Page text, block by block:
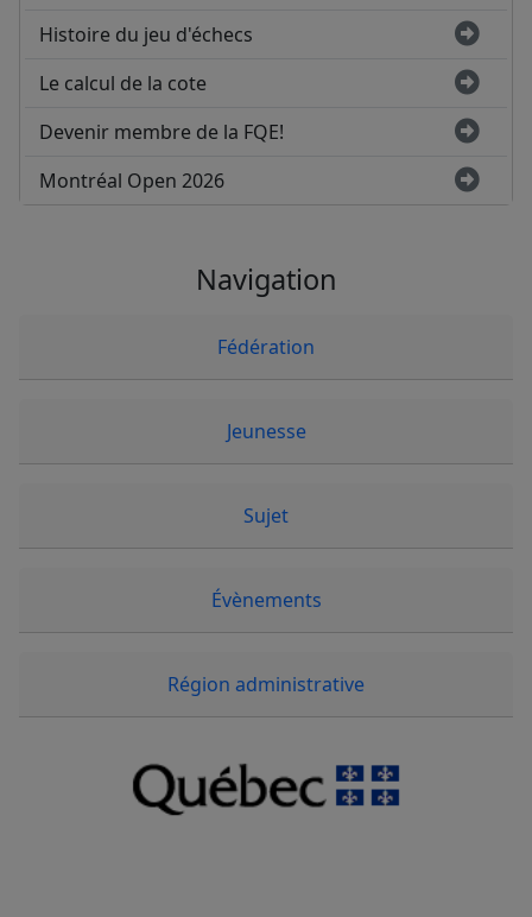
Histoire du jeu d'échecs
Le calcul de la cote
Devenir membre de la FQE!
Montréal Open 2026
Navigation
Fédération
Jeunesse
Sujet
Évènements
Région administrative